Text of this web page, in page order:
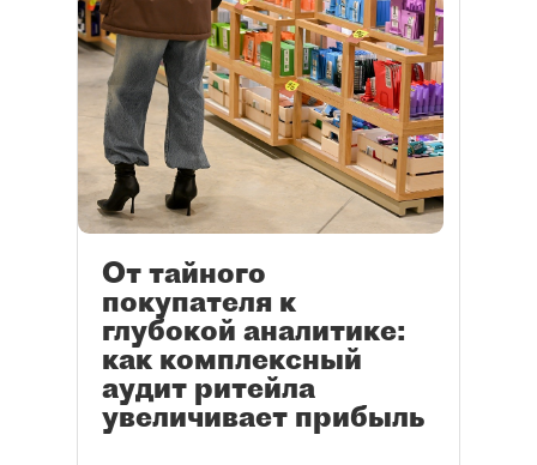
От тайного
покупателя к
глубокой аналитике:
как комплексный
аудит ритейла
увеличивает прибыль